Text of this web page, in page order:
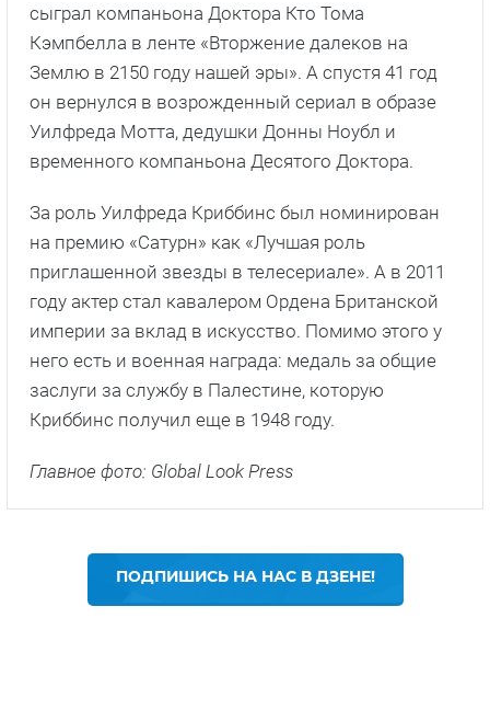
сыграл компаньона Доктора Кто Тома
Кэмпбелла в ленте «Вторжение далеков на
Землю в 2150 году нашей эры». А спустя 41 год
он вернулся в возрожденный сериал в образе
Уилфреда Мотта, дедушки Донны Ноубл и
временного компаньона Десятого Доктора.
За роль Уилфреда Криббинс был номинирован
на премию «Сатурн» как «Лучшая роль
приглашенной звезды в телесериале». А в 2011
году актер стал кавалером Ордена Британской
империи за вклад в искусство. Помимо этого у
него есть и военная награда: медаль за общие
заслуги за службу в Палестине, которую
Криббинс получил еще в 1948 году.
Главное фото: Global Look Press
ПОДПИШИСЬ НА НАС В ДЗЕНЕ!